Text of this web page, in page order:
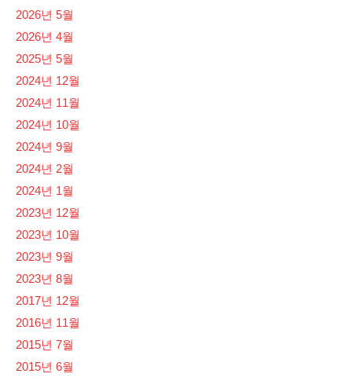
2026년 5월
2026년 4월
2025년 5월
2024년 12월
2024년 11월
2024년 10월
2024년 9월
2024년 2월
2024년 1월
2023년 12월
2023년 10월
2023년 9월
2023년 8월
2017년 12월
2016년 11월
2015년 7월
2015년 6월